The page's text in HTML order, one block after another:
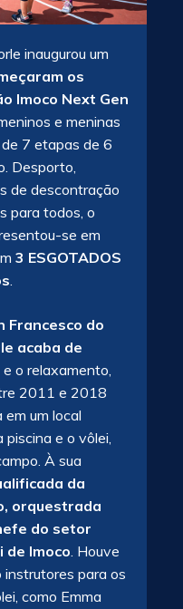
inaugurou um
os
Imoco Next Gen
e meninas
7 etapas de 6
Desporto,
de descontração
para todos, o
se em
3 ESGOTADOS
.
Francesco do
acaba de
o relaxamento,
2011 e 2018
um local
piscina e o vôlei,
À sua
da
orquestrada
do setor
de Imoco. Houve
para os
como Emma